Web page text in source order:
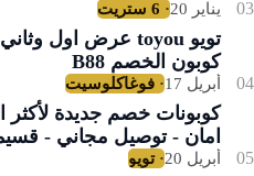
كوبون الخصم B88
كوبونات خصم جديدة لأكثر
امان - توصيل مجاني -